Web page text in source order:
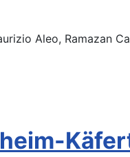
Aleo, Ramazan